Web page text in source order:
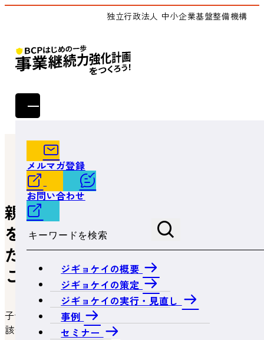
独立行政法人 中小企業基盤整備機構
メルマガ登録
お問い合わせ
サイト内検索
ジギョケイの概要
ジギョケイの策定
ジギョケイの実行・見直し
事例
セミナー
トップ
よくあるご質問
親会社が一括で調達した設備を、親会社から引き渡しを受
けた子会社が税制の適用を受けることは可能ですか。
親会社が一括で調達した設備
を、親会社から引き渡しを受け
た子会社が税制の適用を受ける
ことは可能ですか。
子会社で新規に取得等をした設備が対象となるため、当
該子会社が税制の適用を受けることが可能です。